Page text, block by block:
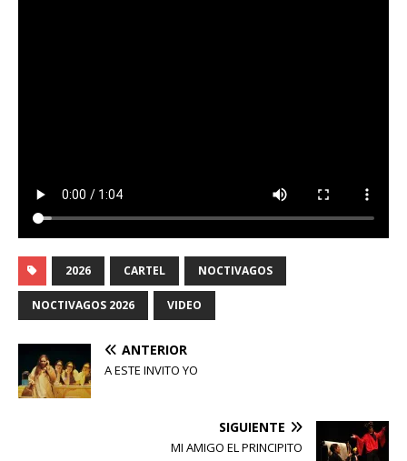
2026 CARTEL NOCTIVAGOS
NOCTIVAGOS 2026 VIDEO
ANTERIOR
A ESTE INVITO YO
SIGUIENTE
MI AMIGO EL PRINCIPITO